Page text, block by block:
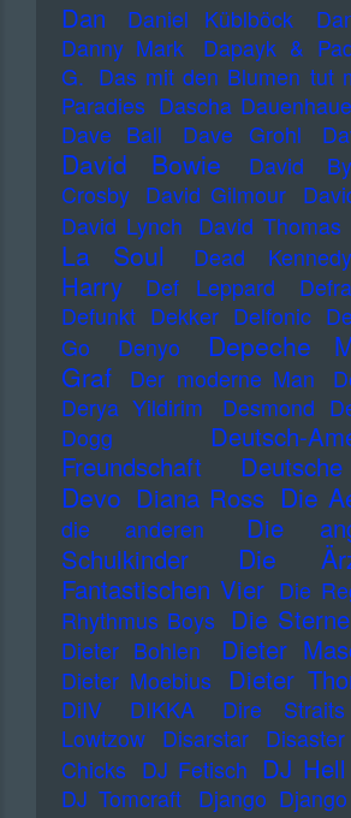
Dan
Daniel Küblböck
Danny Mark
Dapayk &
G. Das mit den Blumen tut
Paradies Dascha
Dave Ball
Dave Grohl
David Bowie David
Crosby David Gilmour
David Lynch David Thomas
La Soul
Dead
Harry
Def Leppard
Defunkt Dekker Delfonic
Go
Denyo Depeche
Graf
Der moderne Man
Derya Yildirim
Desmond
Dogg
Deutsch-
Freundschaft
Devo Diana Ross Die
die anderen
Die
Schulkinder
Die
Fantastischen Vier Die
Rhythmus Boys Die Sterne
Dieter Bohlen
Dieter
Dieter Moebius Dieter
DiIV DIKKA Dire Straits
Lowtzow
Disarstar
Chicks DJ Fetisch DJ Hell
DJ Tomcraft Django Django